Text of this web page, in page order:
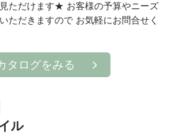
ただけます★ お客様の予算やニーズ
ただきますので お気軽にお問合せく
タログをみる
ル